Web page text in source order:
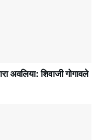
अवलिया: शिवाजी गोगावले